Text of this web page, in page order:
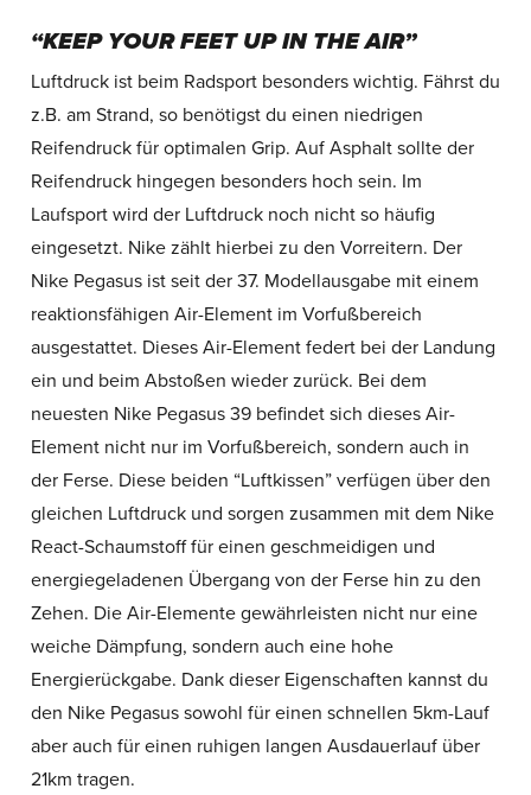
“KEEP YOUR FEET UP IN THE AIR”
Luftdruck ist beim Radsport besonders wichtig. Fährst du
z.B. am Strand, so benötigst du einen niedrigen
Reifendruck für optimalen Grip. Auf Asphalt sollte der
Reifendruck hingegen besonders hoch sein. Im
Laufsport wird der Luftdruck noch nicht so häufig
eingesetzt. Nike zählt hierbei zu den Vorreitern. Der
Nike Pegasus ist seit der 37. Modellausgabe mit einem
reaktionsfähigen Air-Element im Vorfußbereich
ausgestattet. Dieses Air-Element federt bei der Landung
ein und beim Abstoßen wieder zurück. Bei dem
neuesten Nike Pegasus 39 befindet sich dieses Air-
Element nicht nur im Vorfußbereich, sondern auch in
der Ferse. Diese beiden “Luftkissen” verfügen über den
gleichen Luftdruck und sorgen zusammen mit dem Nike
React-Schaumstoff für einen geschmeidigen und
energiegeladenen Übergang von der Ferse hin zu den
Zehen. Die Air-Elemente gewährleisten nicht nur eine
weiche Dämpfung, sondern auch eine hohe
Energierückgabe. Dank dieser Eigenschaften kannst du
den Nike Pegasus sowohl für einen schnellen 5km-Lauf
aber auch für einen ruhigen langen Ausdauerlauf über
21km tragen.